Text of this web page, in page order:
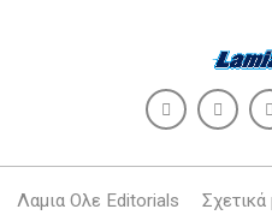
Λαμια Ολε Editorials